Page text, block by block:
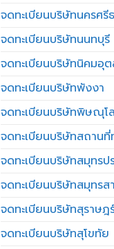
จดทะเบียนบริษัทนครศรี
จดทะเบียนบริษัทนนทบุรี
จดทะเบียนบริษัทนิคมอุ
จดทะเบียนบริษัทพังงา
จดทะเบียนบริษัทพิษณุโ
จดทะเบียนบริษัทสถาน
จดทะเบียนบริษัทสมุทรป
จดทะเบียนบริษัทสมุทรส
จดทะเบียนบริษัทสุราษฎ
จดทะเบียนบริษัทสุโขทัย